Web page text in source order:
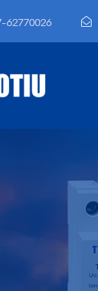
62770026